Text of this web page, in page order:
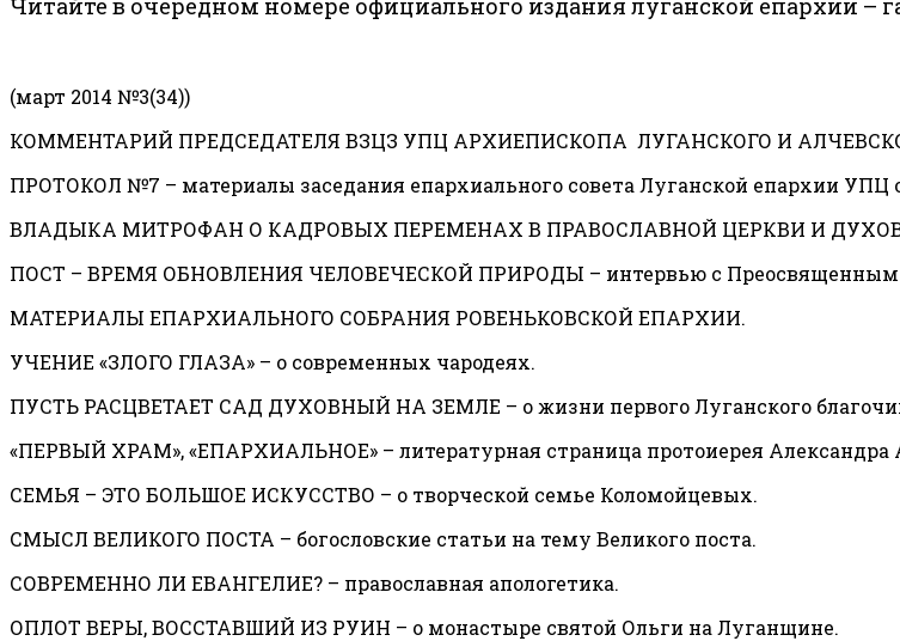
Читайте в очередном номере официального издания луганской епархии –
(март 2014 №3(34))
КОММЕНТАРИЙ ПРЕДСЕДАТЕЛЯ ВЗЦЗ УПЦ АРХИЕПИСКОПА ЛУГАНСКОГО И
ПРОТОКОЛ №7 – материалы заседания епархиального совета Луганской епархии УПЦ
ВЛАДЫКА МИТРОФАН О КАДРОВЫХ ПЕРЕМЕНАХ В ПРАВОСЛАВНОЙ ЦЕРКВИ И
ПОСТ – ВРЕМЯ ОБНОВЛЕНИЯ ЧЕЛОВЕЧЕСКОЙ ПРИРОДЫ – интервью с Преосвященным
МАТЕРИАЛЫ ЕПАРХИАЛЬНОГО СОБРАНИЯ РОВЕНЬКОВСКОЙ ЕПАРХИИ.
УЧЕНИЕ «ЗЛОГО ГЛАЗА» – о современных чародеях.
ПУСТЬ РАСЦВЕТАЕТ САД ДУХОВНЫЙ НА ЗЕМЛЕ – о жизни первого Луганского
«ПЕРВЫЙ ХРАМ», «ЕПАРХИАЛЬНОЕ» – литературная страница протоиерея Александра
СЕМЬЯ – ЭТО БОЛЬШОЕ ИСКУССТВО – о творческой семье Коломойцевых.
СМЫСЛ ВЕЛИКОГО ПОСТА – богословские статьи на тему Великого поста.
СОВРЕМЕННО ЛИ ЕВАНГЕЛИЕ? – православная апологетика.
ОПЛОТ ВЕРЫ, ВОССТАВШИЙ ИЗ РУИН – о монастыре святой Ольги на Луганщине.